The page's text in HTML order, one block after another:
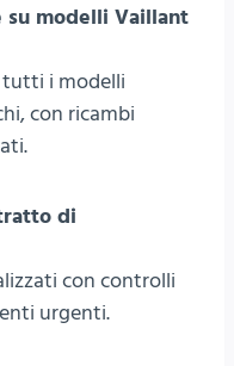
su modelli Vaillant
i modelli
con ricambi
di
con controlli
urgenti.